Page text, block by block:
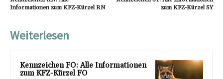
Informationen zum KFZ-Kürzel RN
zum KFZ-Kürzel SY
Weiterlesen
Kennzeichen FO: Alle Informationen
zum KFZ-Kürzel FO